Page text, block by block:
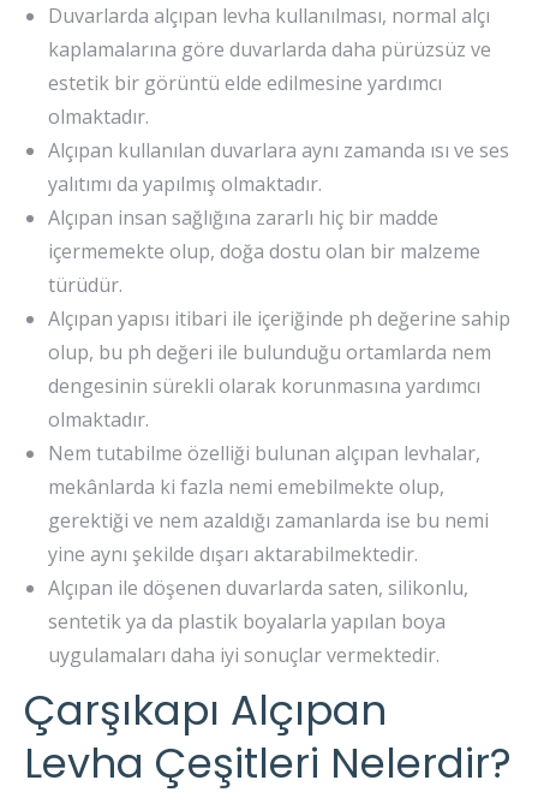
Duvarlarda alçıpan levha kullanılması, normal alçı
kaplamalarına göre duvarlarda daha pürüzsüz ve
estetik bir görüntü elde edilmesine yardımcı
olmaktadır.
Alçıpan kullanılan duvarlara aynı zamanda ısı ve ses
yalıtımı da yapılmış olmaktadır.
Alçıpan insan sağlığına zararlı hiç bir madde
içermemekte olup, doğa dostu olan bir malzeme
türüdür.
Alçıpan yapısı itibari ile içeriğinde ph değerine sahip
olup, bu ph değeri ile bulunduğu ortamlarda nem
dengesinin sürekli olarak korunmasına yardımcı
olmaktadır.
Nem tutabilme özelliği bulunan alçıpan levhalar,
mekânlarda ki fazla nemi emebilmekte olup,
gerektiği ve nem azaldığı zamanlarda ise bu nemi
yine aynı şekilde dışarı aktarabilmektedir.
Alçıpan ile döşenen duvarlarda saten, silikonlu,
sentetik ya da plastik boyalarla yapılan boya
uygulamaları daha iyi sonuçlar vermektedir.
Çarşıkapı Alçıpan
Levha Çeşitleri Nelerdir?